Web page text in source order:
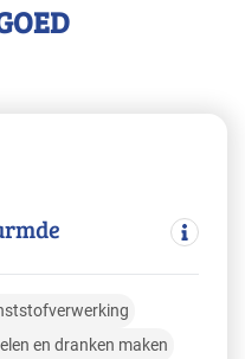
en dranken maken